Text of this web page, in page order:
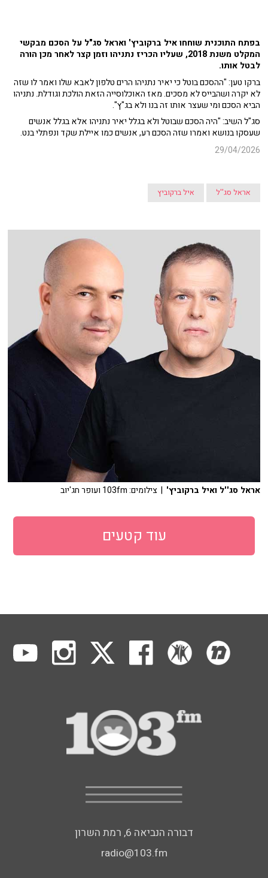
בפתח התוכנית שוחחו איל ברקוביץ' ואראל סג"ל על הסכם מבקשי
המקלט משנת 2018, שעליו הכריז נתניהו וזמן קצר לאחר מכן הורה
לבטל אותו.
ברקו טען: "ההסכם בוטל כי יאיר נתניהו הרים טלפון לאבא שלו ואמר לו שזה
לא יקרה ושהבייס לא מסכים. מאז האוכלוסייה הזאת הולכת וגודלת. נתניהו
הביא הסכם ומי שעצר אותו זה בנו ולא בג"ץ".
סג"ל השיב: "היה הסכם שבוטל ולא בגלל יאיר נתניהו אלא בגלל אנשים
שעסקו בנושא ואמרו שזה הסכם רע, אנשים כמו איילת שקד ונפתלי בנט.
29/04/2026
אראל סג''ל איל ברקוביץ
אראל סג''ל ואיל ברקוביץ' | צילומים: 103fm ועופר חג'יוב
עוד קטעים
דבורה הנביאה 6, רמת השרון
radio@103.fm